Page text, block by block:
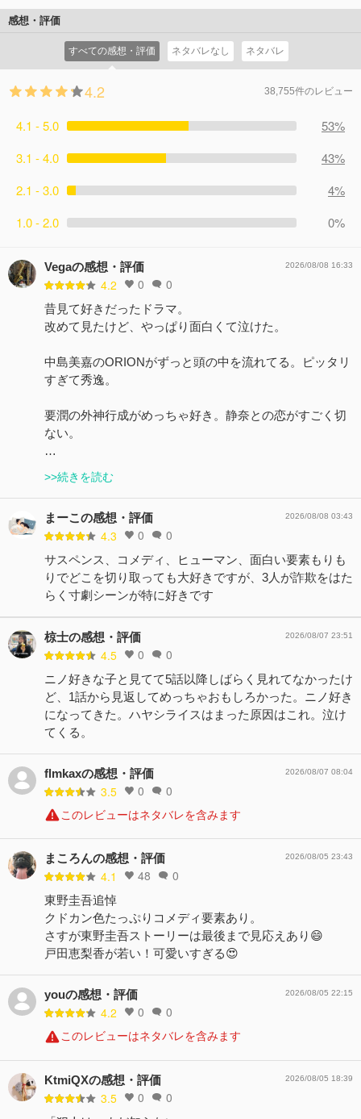
感想・評価
すべての感想・評価 ネタバレなし ネタバレ
4.2 38,755件のレビュー
4.1 - 5.0
53%
3.1 - 4.0
43%
2.1 - 3.0
4%
1.0 - 2.0
0%
Vegaの感想・評価
4.2 0 0
2026/08/08 16:33
昔見て好きだったドラマ。
改めて見たけど、やっぱり面白くて泣けた。
中島美嘉のORIONがずっと頭の中を流れてる。ピッタリ
すぎて秀逸。
要潤の外神行成がめっちゃ好き。静奈との恋がすごく切
ない。
…
>>続きを読む
まーこの感想・評価
4.3 0 0
2026/08/08 03:43
サスペンス、コメディ、ヒューマン、面白い要素もりも
りでどこを切り取っても大好きですが、3人が詐欺をはた
らく寸劇シーンが特に好きです
椋士の感想・評価
4.5 0 0
2026/08/07 23:51
ニノ好きな子と見てて5話以降しばらく見れてなかったけ
ど、1話から見返してめっちゃおもしろかった。ニノ好き
になってきた。ハヤシライスはまった原因はこれ。泣け
てくる。
flmkaxの感想・評価
3.5 0 0
2026/08/07 08:04
このレビューはネタバレを含みます
まころんの感想・評価
4.1 48 0
2026/08/05 23:43
東野圭吾追悼
クドカン色たっぷりコメディ要素あり。
さすが東野圭吾ストーリーは最後まで見応えあり😄
戸田恵梨香が若い！可愛いすぎる😍
youの感想・評価
4.2 0 0
2026/08/05 22:15
このレビューはネタバレを含みます
KtmiQXの感想・評価
3.5 0 0
2026/08/05 18:39